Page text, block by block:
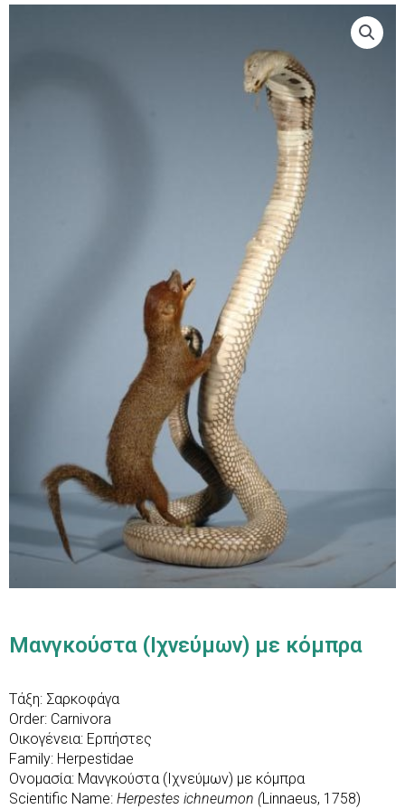
Μανγκούστα (Ιχνεύμων) με κόμπρα
Τάξη: Σαρκοφάγα
Order: Carnivora
Οικογένεια: Ερπήστες
Family: Herpestidae
Ονομασία: Μανγκούστα (Ιχνεύμων) με κόμπρα
Scientific Name: Herpestes ichneumon (Linnaeus, 1758)